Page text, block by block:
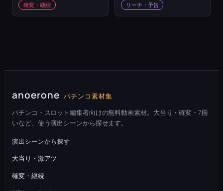
確変・継続 リーチ・予告
anoerone パチンコ素材集
パチンコ・スロット編集者向けの無料動画素材。大当り・確変・7揃
いなど、使う演出シーンから探せます。
演出シーンから探す
大当り・激アツ
確変・継続